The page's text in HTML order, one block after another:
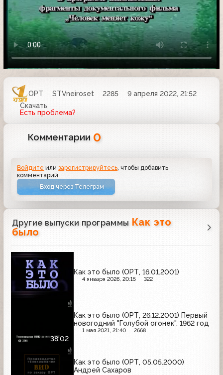
ОРТ STVneiroset 2285
9 апреля 2022, 21:52
Скачать
Есть проблема?
Комментарии 0
Войдите илизарегистрируйтесь, чтобы добавить
комментарий
Вход через Телеграм
Другие выпуски программы Как это
было
Как это было (ОРТ, 16.01.2001)
4 января 2026, 20:15 322
38:02
Как это было (ОРТ, 26.12.2001) Первый
новогодний "Голубой огонек". 1962 год
1 мая 2021, 21:40 2668
Как это было (ОРТ, 05.05.2000)
Андрей Сахаров